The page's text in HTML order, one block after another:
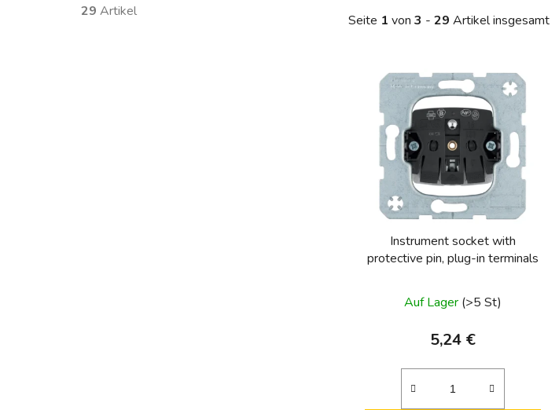
29 Artikel
Seite 1 von 3 - 29 Artikel insgesamt
Instrument socket with
protective pin, plug-in terminals
durchschnittliche
Produktbewertung
5,0
von
Auf Lager (>5 St)
5,24 €